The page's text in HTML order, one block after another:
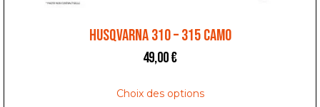
HUSQVARNA 310 – 315 CAMO
49,00€
Choix des options